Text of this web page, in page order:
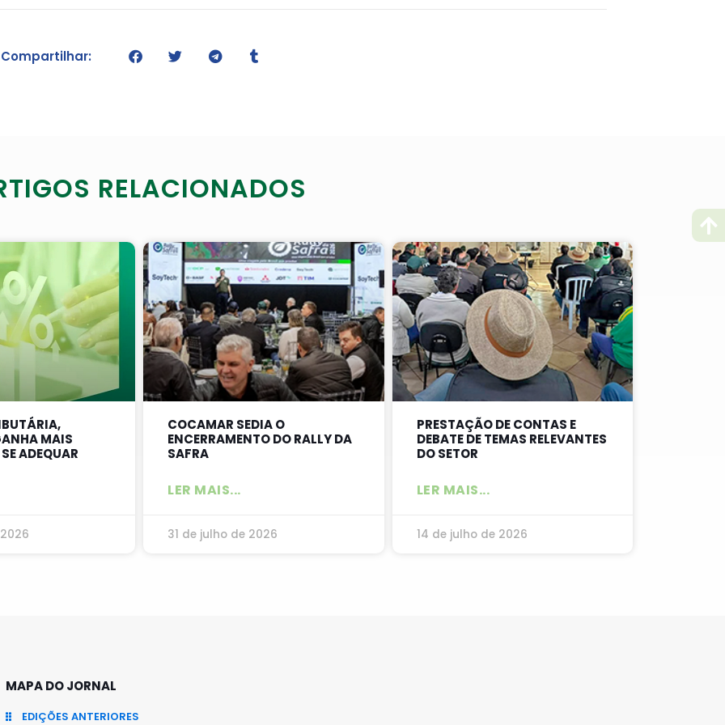
Compartilhar:
RELACIONADOS
MAIS
ADEQUAR
COCAMAR SEDIA O
ENCERRAMENTO DO RALLY DA
SAFRA
LER MAIS...
31 de julho de 2026
PRESTAÇÃO DE CONTAS E
DEBATE DE TEMAS RELEVANTES
DO SETOR
LER MAIS...
14 de julho de 2026
MAPA DO JORNAL
EDIÇÕES ANTERIORES